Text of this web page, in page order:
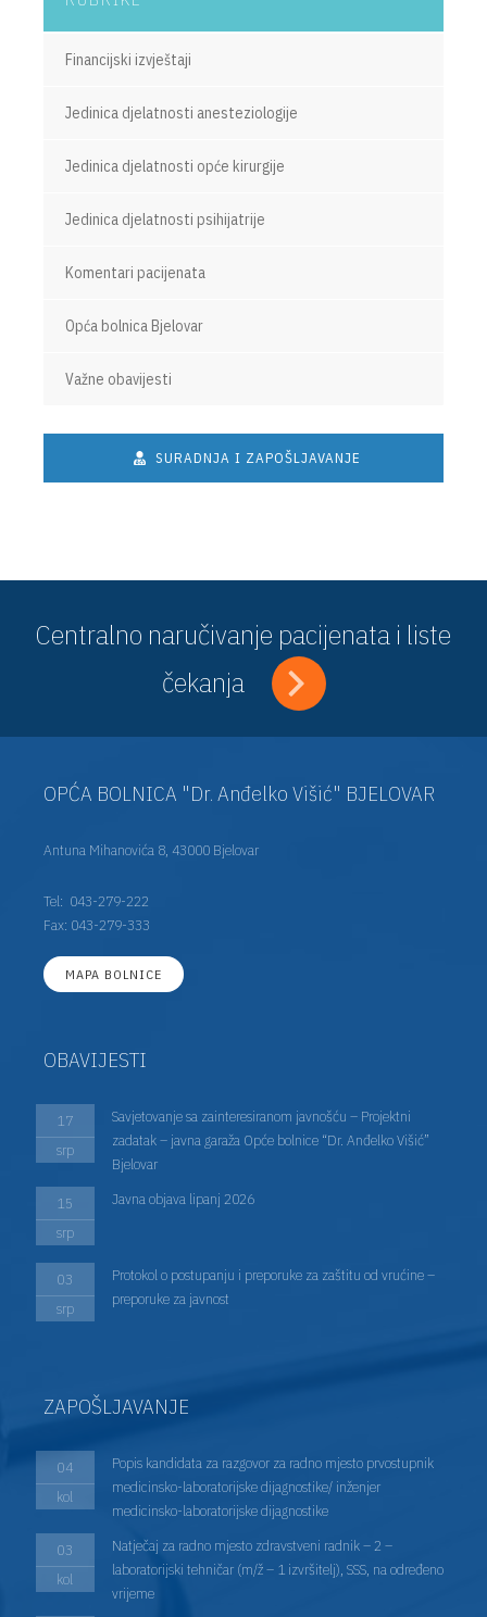
Financijski izvještaji
Jedinica djelatnosti anesteziologije
Jedinica djelatnosti opće kirurgije
Jedinica djelatnosti psihijatrije
Komentari pacijenata
Opća bolnica Bjelovar
Važne obavijesti
SURADNJA I ZAPOŠLJAVANJE
Centralno naručivanje pacijenata i liste
čekanja
OPĆA BOLNICA "Dr. Anđelko Višić" BJELOVAR
Antuna Mihanovića 8, 43000 Bjelovar
Tel: 043-279-222
Fax: 043-279-333
MAPA BOLNICE
OBAVIJESTI
17
srp
Savjetovanje sa zainteresiranom javnošću – Projektni
zadatak – javna garaža Opće bolnice “Dr. Anđelko Višić”
Bjelovar
15
srp
Javna objava lipanj 2026
03
srp
Protokol o postupanju i preporuke za zaštitu od vrućine –
preporuke za javnost
ZAPOŠLJAVANJE
04
kol
Popis kandidata za razgovor za radno mjesto prvostupnik
medicinsko-laboratorijske dijagnostike/ inženjer
medicinsko-laboratorijske dijagnostike
03
kol
Natječaj za radno mjesto zdravstveni radnik – 2 –
laboratorijski tehničar (m/ž – 1 izvršitelj), SSS, na određeno
vrijeme